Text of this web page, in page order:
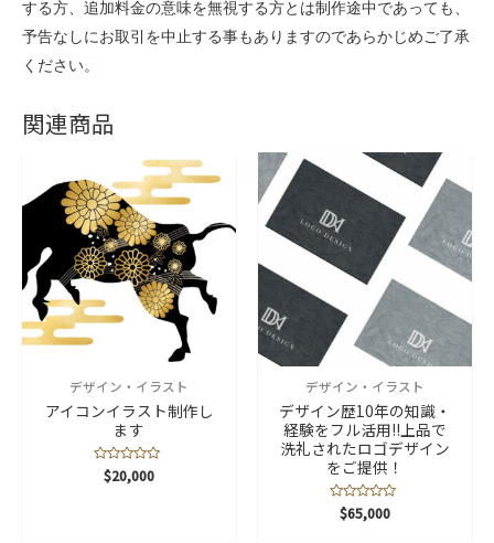
する方、追加料金の意味を無視する方とは制作途中であっても、
予告なしにお取引を中止する事もありますのであらかじめご了承
ください。
関連商品
デザイン・イラスト
アイコンイラスト制作し
ます
段$20,000
デザイン・イラスト
デザイン歴10年の知識・
経験をフル活用!!上品で
洗礼されたロゴデザイン
をご提供！
段$65,000